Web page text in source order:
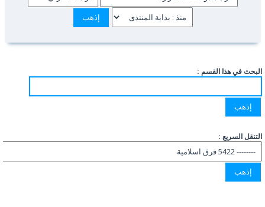
البحث في هذا القسم :
التنقل السريع :